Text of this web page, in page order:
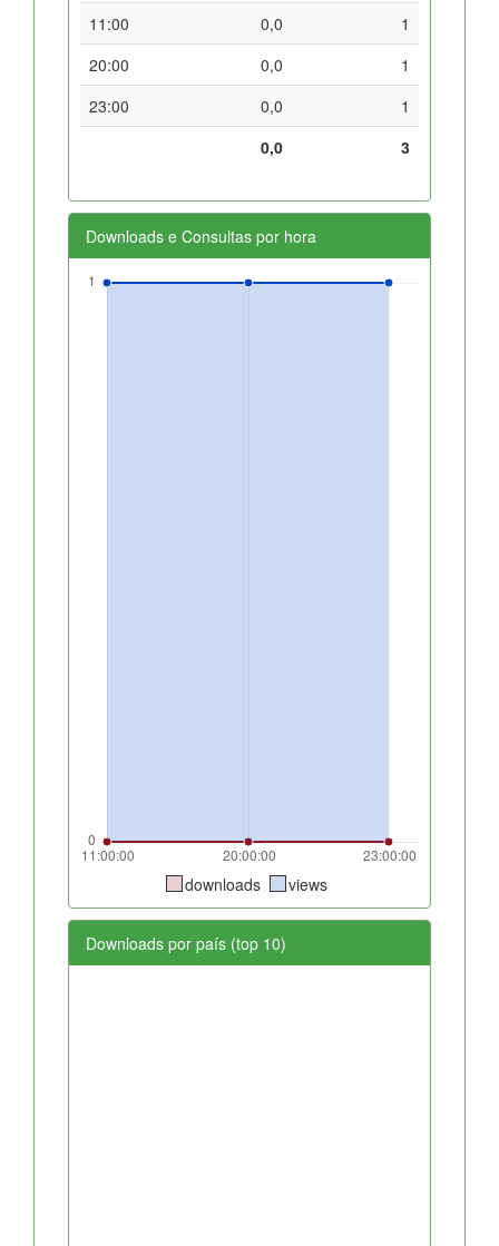
11:00
0,0
1
20:00
0,0
1
23:00
0,0
1
0,0
3
Downloads e Consultas por hora
downloads views
Downloads por país (top 10)